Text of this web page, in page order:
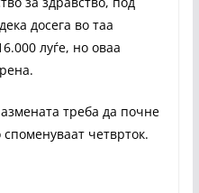
досега во таа
луѓе, но оваа
треба да почне
четврток.